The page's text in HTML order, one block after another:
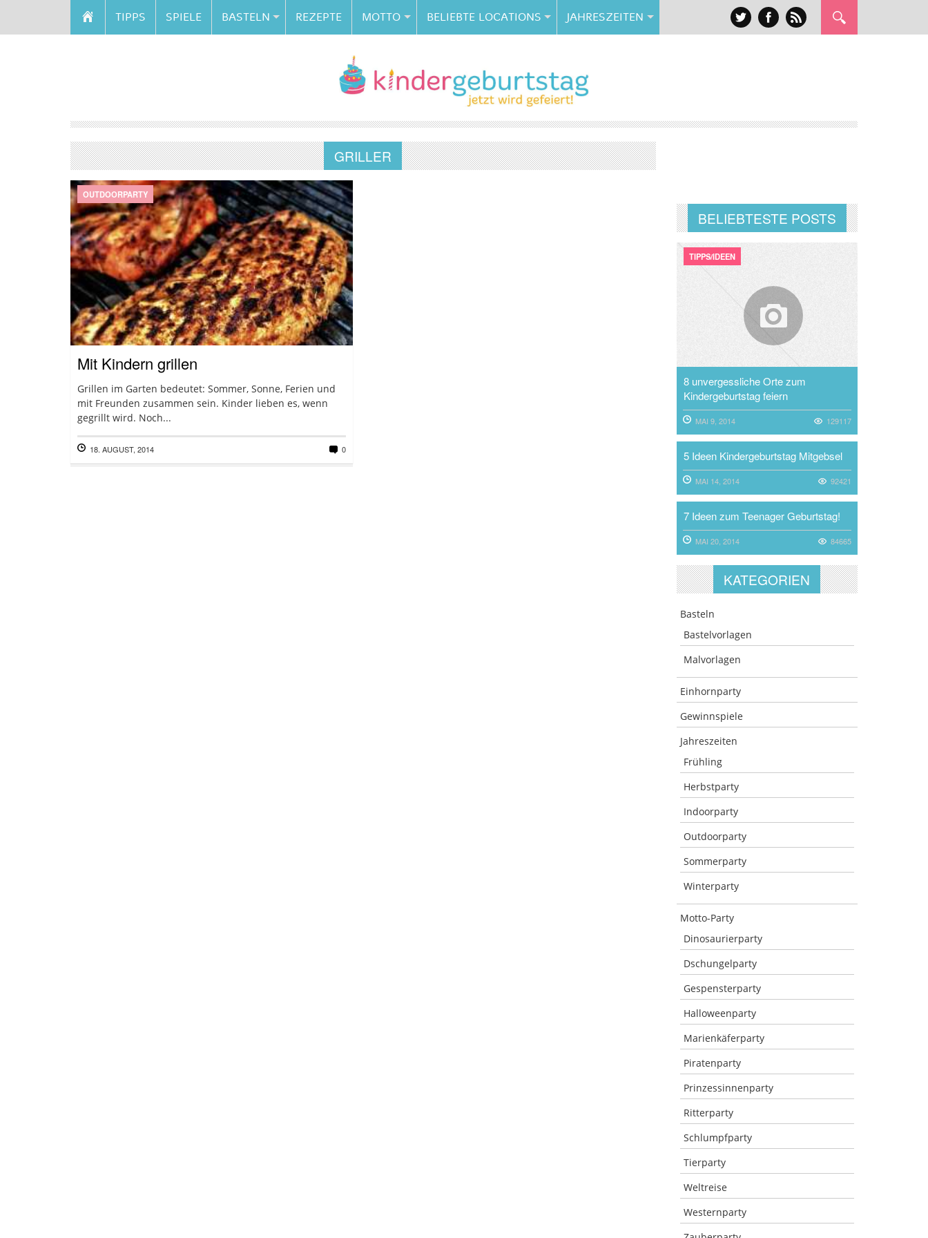
TIPPS SPIELE BASTELN REZEPTE MOTTO BELIEBTE LOCATIONS JAHRESZEITEN
GRILLER
OUTDOORPARTY
Mit Kindern grillen
Grillen im Garten bedeutet: Sommer, Sonne, Ferien und
mit Freunden zusammen sein. Kinder lieben es, wenn
gegrillt wird. Noch...
18. AUGUST, 2014 0
BELIEBTESTE POSTS
TIPPS/IDEEN
8 unvergessliche Orte zum
Kindergeburtstag feiern
MAI 9, 2014 129117
5 Ideen Kindergeburtstag Mitgebsel
MAI 14, 2014 92421
7 Ideen zum Teenager Geburtstag!
MAI 20, 2014 84665
KATEGORIEN
Basteln
Bastelvorlagen
Malvorlagen
Einhornparty
Gewinnspiele
Jahreszeiten
Frühling
Herbstparty
Indoorparty
Outdoorparty
Sommerparty
Winterparty
Motto-Party
Dinosaurierparty
Dschungelparty
Gespensterparty
Halloweenparty
Marienkäferparty
Piratenparty
Prinzessinnenparty
Ritterparty
Schlumpfparty
Tierparty
Weltreise
Westernparty